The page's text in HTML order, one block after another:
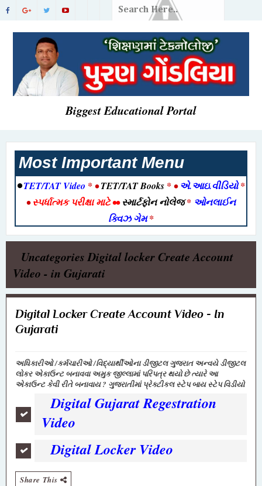
Biggest Educational Portal
Most Important Menu
•TET/TAT Video * •TET/TAT Books * •એ.આઇ.વીડિયો*
•સ્પર્ધાત્મક પરીક્ષા માટે••સ્માર્ટફોન નોલેજ* ઓનલાઈન
ક્વિઝ ગેમ*
Uncategories Digital locker Create Account
Video - in Gujarati
Digital Locker Create Account Video - In
Gujarati
અધિકારીઓ /કર્મચારીઓ /વિદ્યાર્થીઓના ડીજીટલ ગુજરાત અન્વયે ડીજીટલ
લોકર એકાઉન્ટ બનાવવા અમુક જીલ્લામાં પરિપત્ર થયો છે ત્યારે આ
એકાઉન્ટ કેવી રીતે બનાવાય ? ગુજરાતીમાં પ્રેક્ટીકલ સ્ટેપ બાય સ્ટેપ વિડીયો
Digital Gujarat Regestration
Video
Digital Locker Video
Share This